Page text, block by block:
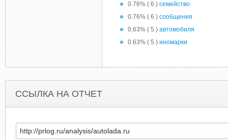
0.76% ( 6 ) семейство
0.76% ( 6 ) сообщения
0.63% ( 5 ) автомобиля
0.63% ( 5 ) иномарки
ССЫЛКА НА ОТЧЕТ